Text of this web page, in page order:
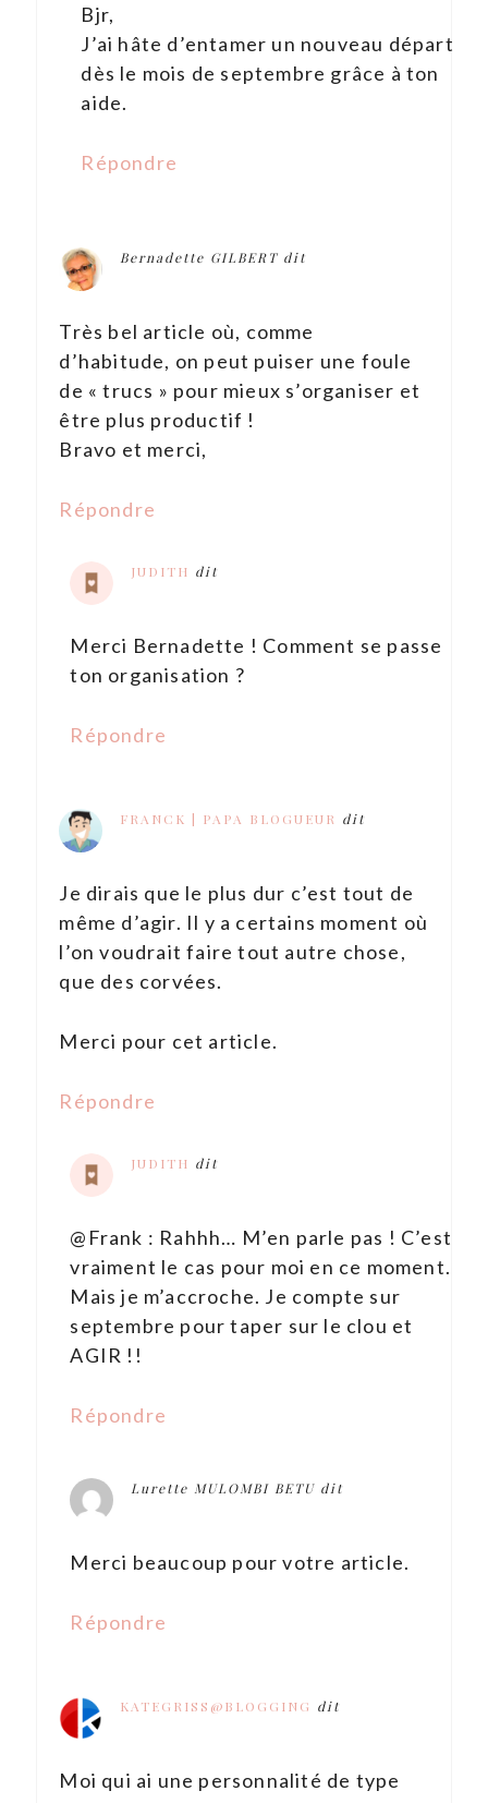
Bjr,
J’ai hâte d’entamer un nouveau départ
dès le mois de septembre grâce à ton
aide.
Répondre
Bernadette GILBERT dit
Très bel article où, comme
d’habitude, on peut puiser une foule
de « trucs » pour mieux s’organiser et
être plus productif !
Bravo et merci,
Répondre
JUDITH dit
Merci Bernadette ! Comment se passe
ton organisation ?
Répondre
FRANCK | PAPA BLOGUEUR dit
Je dirais que le plus dur c’est tout de
même d’agir. Il y a certains moment où
l’on voudrait faire tout autre chose,
que des corvées.
Merci pour cet article.
Répondre
JUDITH dit
@Frank : Rahhh… M’en parle pas ! C’est
vraiment le cas pour moi en ce moment.
Mais je m’accroche. Je compte sur
septembre pour taper sur le clou et
AGIR !!
Répondre
Lurette MULOMBI BETU dit
Merci beaucoup pour votre article.
Répondre
KATEGRISS@BLOGGING dit
Moi qui ai une personnalité de type